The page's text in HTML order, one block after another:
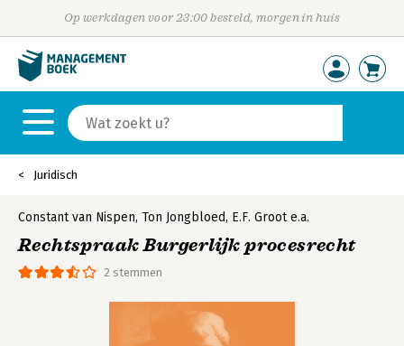
Op werkdagen voor 23:00 besteld, morgen in huis
Juridisch
2 stemmen
Constant van Nispen, Ton Jongbloed, E.F. Groot e.a.
Rechtspraak Burgerlijk procesrecht